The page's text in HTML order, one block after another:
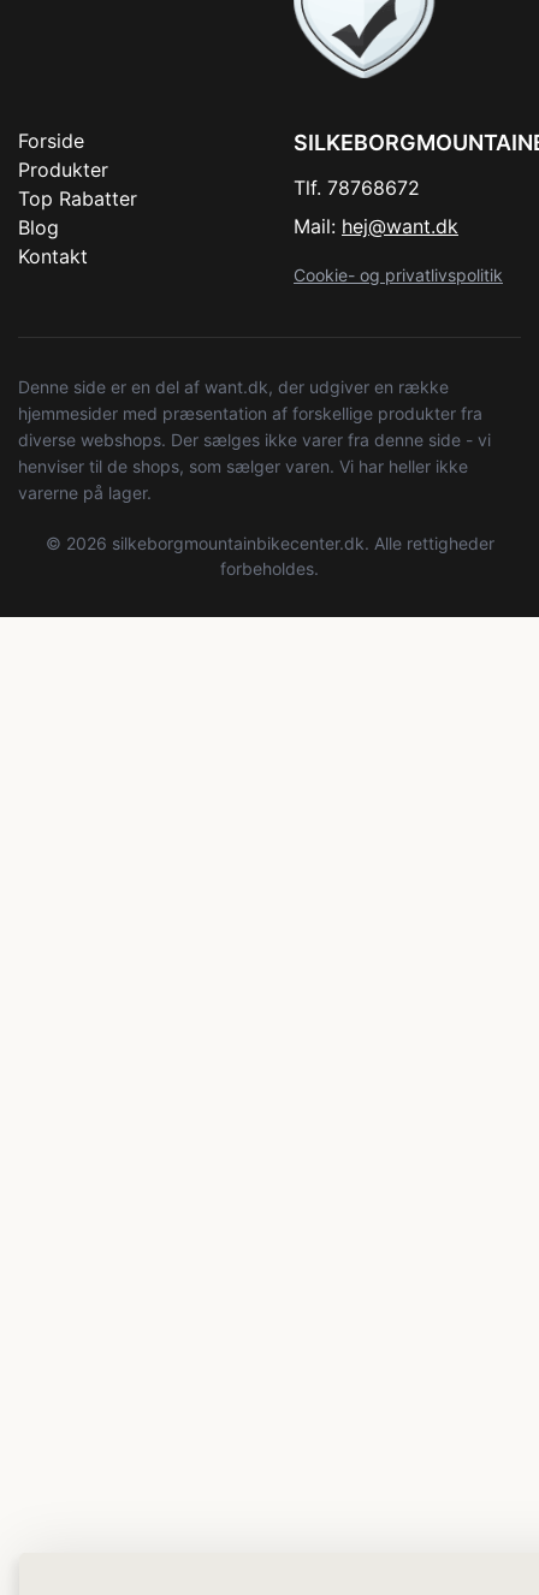
Forside
Produkter
Top Rabatter
Blog
Kontakt
Tlf. 78768672
Mail: hej@want.dk
Cookie- og privatlivspolitik
Denne side er en del af want.dk, der udgiver en række
hjemmesider med præsentation af forskellige produkter fra
diverse webshops. Der sælges ikke varer fra denne side - vi
henviser til de shops, som sælger varen. Vi har heller ikke
varerne på lager.
© 2026 silkeborgmountainbikecenter.dk. Alle rettigheder
forbeholdes.